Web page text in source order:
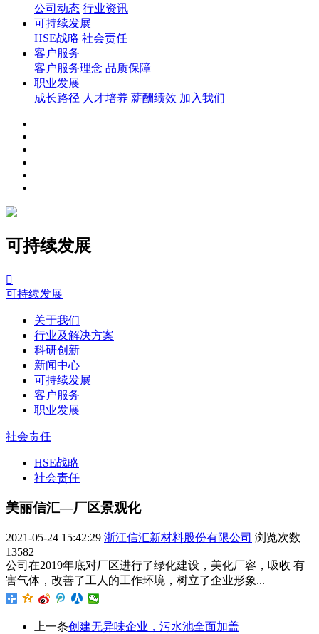
公司动态 行业资讯
可持续发展
HSE战略 社会责任
客户服务
客户服务理念 品质保障
职业发展
成长路径 人才培养 薪酬绩效 加入我们
可持续发展

可持续发展
关于我们
行业及解决方案
科研创新
新闻中心
可持续发展
客户服务
职业发展
社会责任
HSE战略
社会责任
美丽信汇—厂区景观化
2021-05-24 15:42:29 浙江信汇新材料股份有限公司 浏览次数
13582
公司在2019年底对厂区进行了绿化建设，美化厂容，吸收 有
害气体，改善了工人的工作环境，树立了企业形象...
上一条创建无异味企业，污水池全面加盖